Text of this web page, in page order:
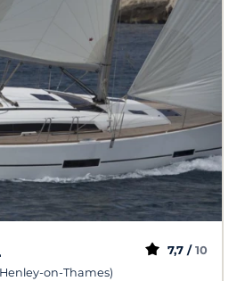
on-Thames)
7,7 / 10